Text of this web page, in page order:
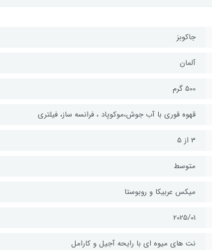
جاکوبز
آلمان
500 گرم
قهوه قوری با آب جوش،موکوپاد ، فرانسه ساز، فیلتری
3 از 5
متوسط
میکس عربیکا و روبوستا
2025/01
نت های میوه ای با رایحه آجیل و کارامل